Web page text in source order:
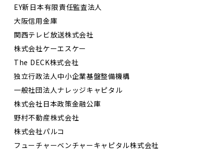
EY新日本有限責任監査法人
大阪信用金庫
関西テレビ放送株式会社
株式会社ケーエスケー
The DECK株式会社
独立行政法人中小企業基盤整備機構
一般社団法人ナレッジキャピタル
株式会社日本政策金融公庫
野村不動産株式会社
株式会社パルコ
フューチャーベンチャーキャピタル株式会社